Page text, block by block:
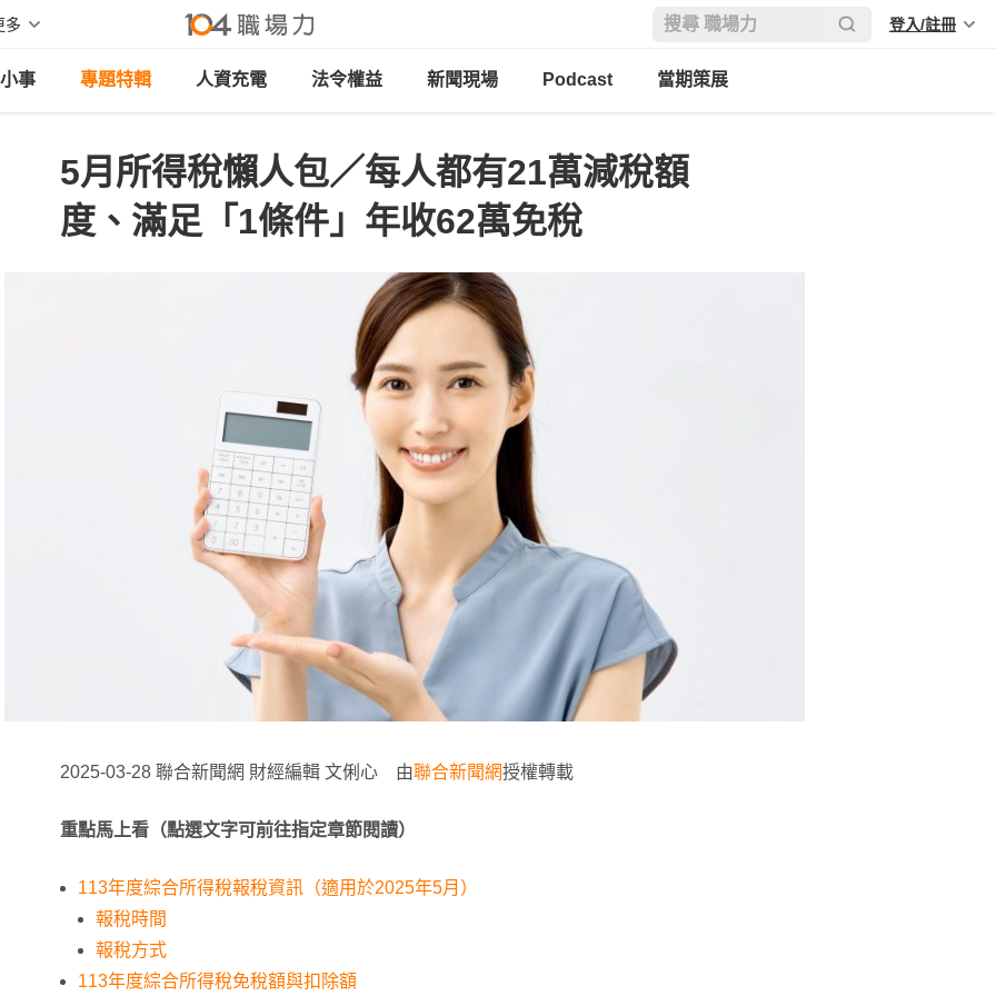
多 登入/註冊
事 專題特輯 人資充電 法令權益 新聞現場 Podcast 當期策展
5月所得稅懶人包／每人都有21萬減稅額
度、滿足「1條件」年收62萬免稅
2025-03-28 聯合新聞網 財經編輯 文俐心 由聯合新聞網授權轉載
重點馬上看（點選文字可前往指定章節閱讀）
113年度綜合所得稅報稅資訊（適用於2025年5月）
報稅時間
報稅方式
113年度綜合所得稅免稅額與扣除額